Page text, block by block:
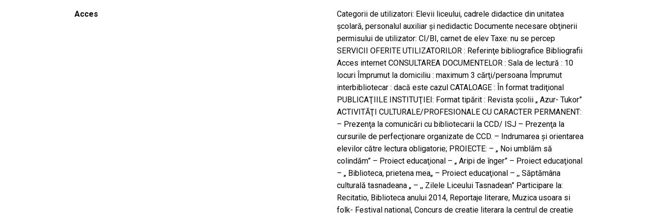
Acces
Categorii de utilizatori: Elevii liceului, cadrele didactice din unitatea
şcolară, personalul auxiliar şi nedidactic Documente necesare obţinerii
permisului de utilizator: CI/BI, carnet de elev Taxe: nu se percep
SERVICII OFERITE UTILIZATORILOR : Referinţe bibliografice Bibliografii
Acces internet CONSULTAREA DOCUMENTELOR : Sala de lectură : 10
locuri Împrumut la domiciliu : maximum 3 cărţi/persoana Împrumut
interbibliotecar : dacă este cazul CATALOAGE : În format tradiţional
PUBLICAŢIILE INSTITUŢIEI: Format tipărit : Revista şcolii „ Azur- Tukor”
ACTIVITĂŢI CULTURALE/PROFESIONALE CU CARACTER PERMANENT:
– Prezenţa la comunicări cu bibliotecarii la CCD/ ISJ – Prezenţa la
cursurile de perfecţionare organizate de CCD. – Indrumarea şi orientarea
elevilor către lectura obligatorie; PROIECTE: – „ Noi umblăm să
colindăm” – Proiect educaţional – „ Aripi de înger” – Proiect educaţional
– „ Biblioteca, prietena mea„ – Proiect educaţional – ,, Săptămâna
culturală tasnadeana „ – ,, Zilele Liceului Tasnadean” Participare la:
Recitatio, Biblioteca anului 2014, Reportaje literare, Muzica usoara si
folk- Festival national, Concurs de creatie literara la centrul de creatie